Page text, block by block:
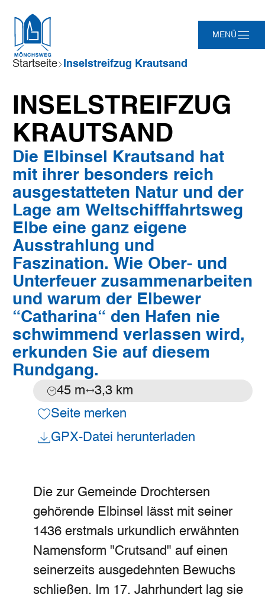
MENÜ
Sie
sind
Startseite Inselstreifzug Krautsand
INSELSTREIFZUG
KRAUTSAND
Die Elbinsel Krautsand hat
mit ihrer besonders reich
ausgestatteten Natur und der
Lage am Weltschifffahrtsweg
Elbe eine ganz eigene
Ausstrahlung und
Faszination. Wie Ober- und
Unterfeuer zusammenarbeiten
und warum der Elbewer
“Catharina“ den Hafen nie
schwimmend verlassen wird,
erkunden Sie auf diesem
Rundgang.
Dauer:
45 mEntfernung:
3,3 km
Seite merken
GPX-Datei herunterladen
Die zur Gemeinde Drochtersen
gehörende Elbinsel lässt mit seiner
1436 erstmals urkundlich erwähnten
Namensform "Crutsand" auf einen
seinerzeits ausgedehnten Bewuchs
schließen. Im 17. Jahrhundert lag sie
Mein Standort